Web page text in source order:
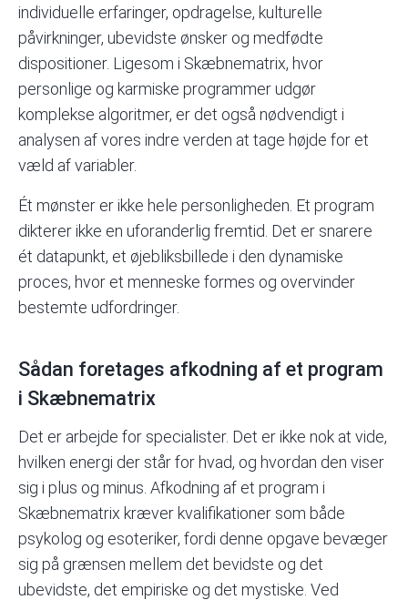
individuelle erfaringer, opdragelse, kulturelle
påvirkninger, ubevidste ønsker og medfødte
dispositioner. Ligesom i Skæbnematrix, hvor
personlige og karmiske programmer udgør
komplekse algoritmer, er det også nødvendigt i
analysen af vores indre verden at tage højde for et
væld af variabler.
Ét mønster er ikke hele personligheden. Et program
dikterer ikke en uforanderlig fremtid. Det er snarere
ét datapunkt, et øjebliksbillede i den dynamiske
proces, hvor et menneske formes og overvinder
bestemte udfordringer.
Sådan foretages afkodning af et program
i Skæbnematrix
Det er arbejde for specialister. Det er ikke nok at vide,
hvilken energi der står for hvad, og hvordan den viser
sig i plus og minus. Afkodning af et program i
Skæbnematrix kræver kvalifikationer som både
psykolog og esoteriker, fordi denne opgave bevæger
sig på grænsen mellem det bevidste og det
ubevidste, det empiriske og det mystiske. Ved